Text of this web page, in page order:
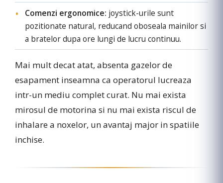
Comenzi ergonomice: joystick-urile sunt
pozitionate natural, reducand oboseala mainilor si
a bratelor dupa ore lungi de lucru continuu.
Mai mult decat atat, absenta gazelor de
esapament inseamna ca operatorul lucreaza
intr-un mediu complet curat. Nu mai exista
mirosul de motorina si nu mai exista riscul de
inhalare a noxelor, un avantaj major in spatiile
inchise.